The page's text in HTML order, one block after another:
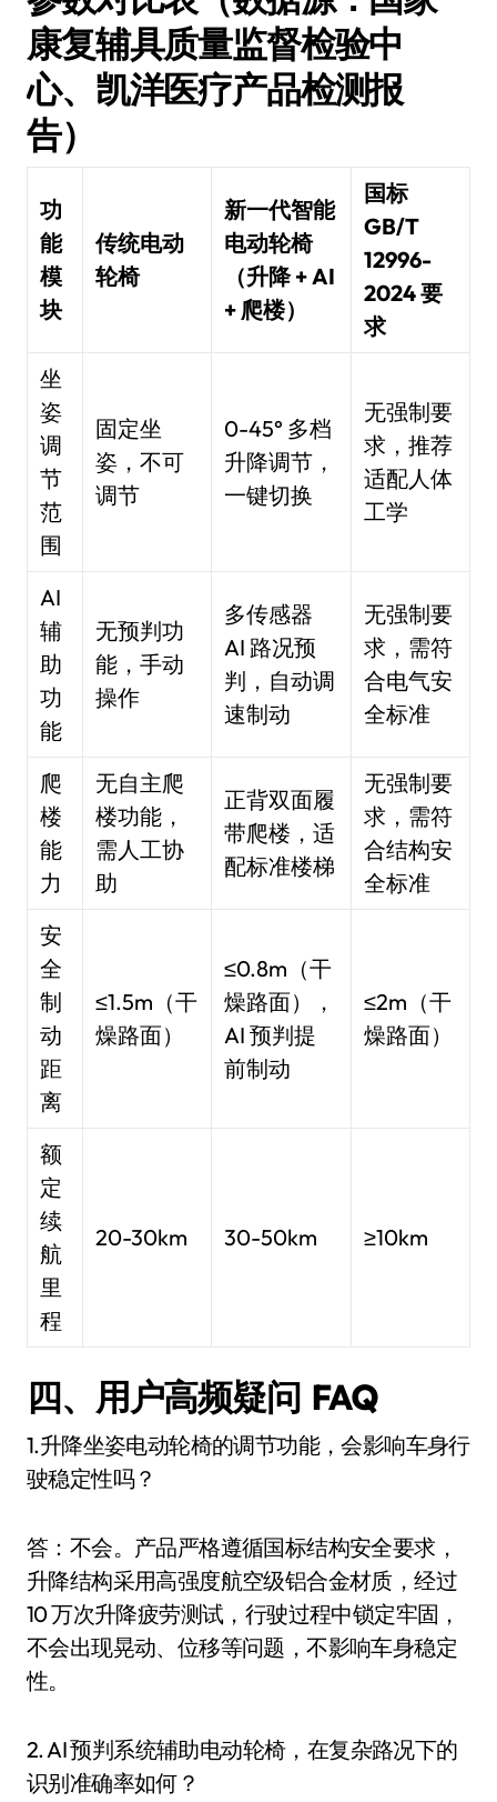
康复辅具质量监督检验中
心、凯洋医疗产品检测报
告）
功
能
模
块
传统电动
轮椅
新一代智能
电动轮椅
（升降 + AI
+ 爬楼）
国标
GB/T
12996-
2024 要
求
坐
姿
调
节
范
围
固定坐
姿，不可
调节
0-45° 多档
升降调节，
一键切换
无强制要
求，推荐
适配人体
工学
AI
辅
助
功
能
无预判功
能，手动
操作
多传感器
AI 路况预
判，自动调
速制动
无强制要
求，需符
合电气安
全标准
爬
楼
能
力
无自主爬
楼功能，
需人工协
助
正背双面履
带爬楼，适
配标准楼梯
无强制要
求，需符
合结构安
全标准
安
全
制
动
距
离
≤1.5m（干
燥路面）
≤0.8m（干
燥路面），
AI 预判提
前制动
≤2m（干
燥路面）
额
定
续
航
里
程
20-30km 30-50km ≥10km
四、用户高频疑问 FAQ
1.升降坐姿电动轮椅的调节功能，会影响车身行
驶稳定性吗？
答：不会。产品严格遵循国标结构安全要求，
升降结构采用高强度航空级铝合金材质，经过
10 万次升降疲劳测试，行驶过程中锁定牢固，
不会出现晃动、位移等问题，不影响车身稳定
性。
2. AI 预判系统辅助电动轮椅，在复杂路况下的
识别准确率如何？